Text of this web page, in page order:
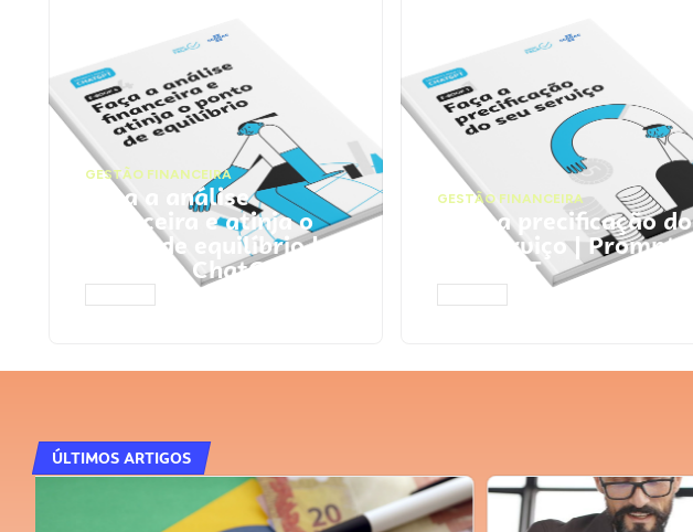
GESTÃO FINANCEIRA
Faça a análise
financeira e atinja o
ponto de equilíbrio |
Prompts ChatGPT
GESTÃO FINANCEIRA
Faça a precificação do
seu serviço | Prompts
ChatGPT
ÚLTIMOS ARTIGOS